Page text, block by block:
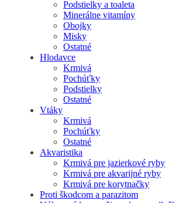
Podstielky a toaleta
Minerálne vitamíny
Obojky
Misky
Ostatné
Hlodavce
Krmivá
Pochúťky
Podstielky
Ostatné
Vtáky
Krmivá
Pochúťky
Ostatné
Akvaristika
Krmivá pre jazierkové ryby
Krmivá pre akvarijné ryby
Krmivá pre korytnačky
Proti škodcom a parazitom